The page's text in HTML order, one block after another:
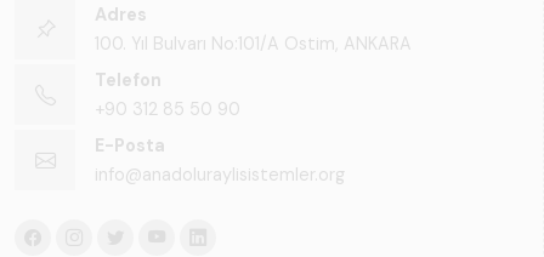
Adres
100. Yıl Bulvarı No:101/A Ostim, ANKARA
Telefon
+90 312 85 50 90
E-Posta
info@anadoluraylisistemler.org